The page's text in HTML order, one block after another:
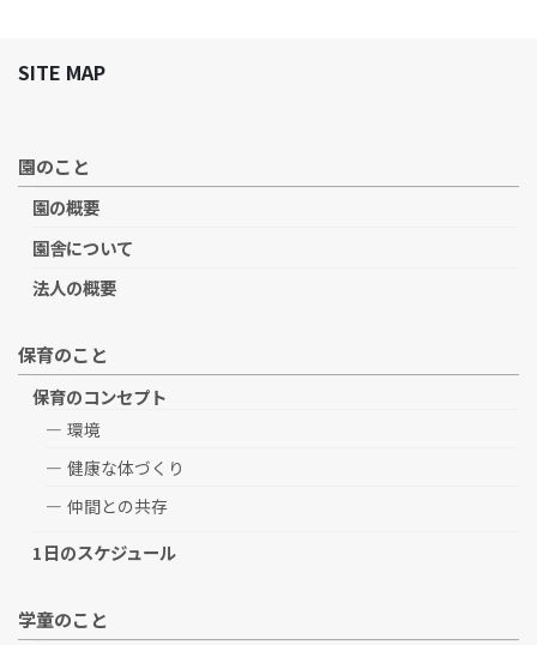
SITE MAP
園のこと
園の概要
園舎について
法人の概要
保育のこと
保育のコンセプト
環境
健康な体づくり
仲間との共存
1日のスケジュール
学童のこと